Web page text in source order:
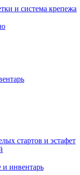
и система крепежа
стартов и эстафет
и инвентарь